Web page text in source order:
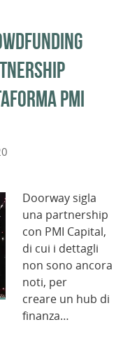
PMI
Doorway sigla
una partnership
con PMI Capital,
di cui i dettagli
non sono ancora
noti, per
creare un hub di
finanza…